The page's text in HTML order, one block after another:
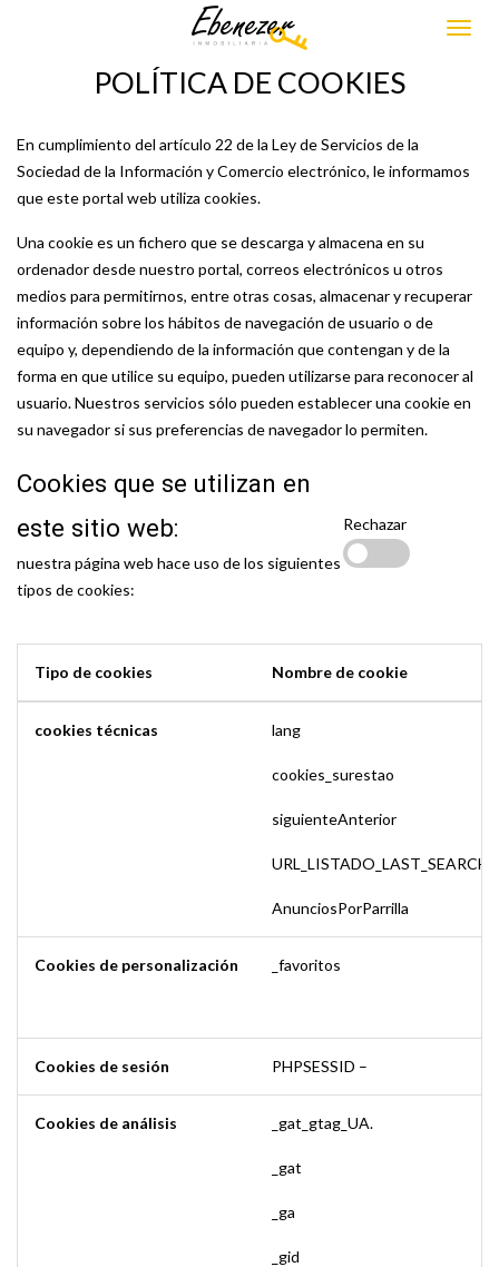
POLÍTICA DE COOKIES
En cumplimiento del artículo 22 de la Ley de Servicios de la
Sociedad de la Información y Comercio electrónico, le informamos
que este portal web utiliza cookies.
Una cookie es un fichero que se descarga y almacena en su
ordenador desde nuestro portal, correos electrónicos u otros
medios para permitirnos, entre otras cosas, almacenar y recuperar
información sobre los hábitos de navegación de usuario o de
equipo y, dependiendo de la información que contengan y de la
forma en que utilice su equipo, pueden utilizarse para reconocer al
usuario. Nuestros servicios sólo pueden establecer una cookie en
su navegador si sus preferencias de navegador lo permiten.
Cookies que se utilizan en
este sitio web:
nuestra página web hace uso de los siguientes
tipos de cookies:
Rechazar
Tipo de cookies Nombre de cookie
cookies técnicas lang
cookies_surestao
siguienteAnterior
URL_LISTADO_LAST_SEARCH
AnunciosPorParrilla
Cookies de personalización _favoritos
Cookies de sesión PHPSESSID –
Cookies de análisis _gat_gtag_UA.
_gat
_ga
_gid